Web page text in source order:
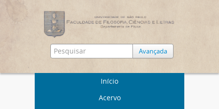
Avançada
Início
Acervo